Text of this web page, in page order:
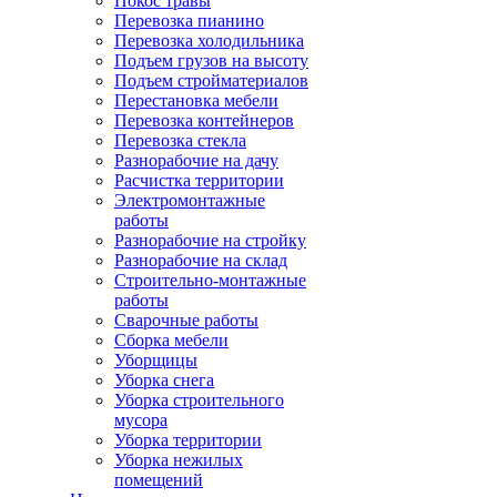
Перевозка пианино
Перевозка холодильника
Подъем грузов на высоту
Подъем стройматериалов
Перестановка мебели
Перевозка контейнеров
Перевозка стекла
Разнорабочие на дачу
Расчистка территории
Электромонтажные
работы
Разнорабочие на стройку
Разнорабочие на склад
Строительно-монтажные
работы
Сварочные работы
Сборка мебели
Уборщицы
Уборка снега
Уборка строительного
мусора
Уборка территории
Уборка нежилых
помещений